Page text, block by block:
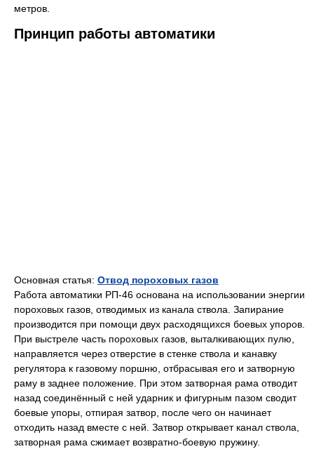
метров.
Принцип работы автоматики
Основная статья: Отвод пороховых газов
Работа автоматики РП-46 основана на использовании энергии
пороховых газов, отводимых из канала ствола. Запирание
производится при помощи двух расходящихся боевых упоров.
При выстреле часть пороховых газов, выталкивающих пулю,
направляется через отверстие в стенке ствола и канавку
регулятора к газовому поршню, отбрасывая его и затворную
раму в заднее положение. При этом затворная рама отводит
назад соединённый с ней ударник и фигурным пазом сводит
боевые упоры, отпирая затвор, после чего он начинает
отходить назад вместе с ней. Затвор открывает канал ствола,
затворная рама сжимает возвратно-боевую пружину.